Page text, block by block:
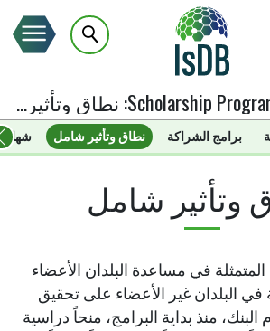
Scholarship
: نطاق وتأثير شامل
برامج الشراكة نطاق وتأثير شامل
وتأثير شامل
المتمثلة في مساعدة البلدان الأعضاء
في البلدان غير الأعضاء على تحقيق
منذ بداية البرامج، منحاً دراسية